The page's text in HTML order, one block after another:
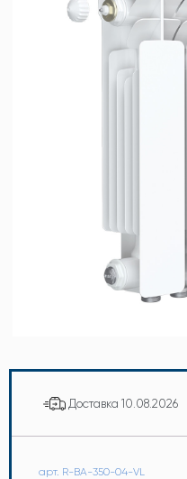
Доставка 10.08.2026
арт. R-BA-350-04-VL